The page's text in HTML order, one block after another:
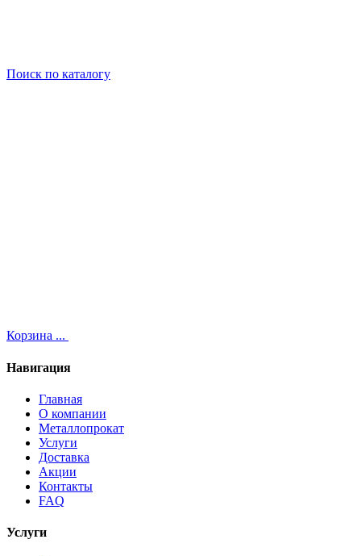
Поиск по каталогу
Корзина ...
Навигация
Главная
О компании
Металлопрокат
Услуги
Доставка
Акции
Контакты
FAQ
Услуги